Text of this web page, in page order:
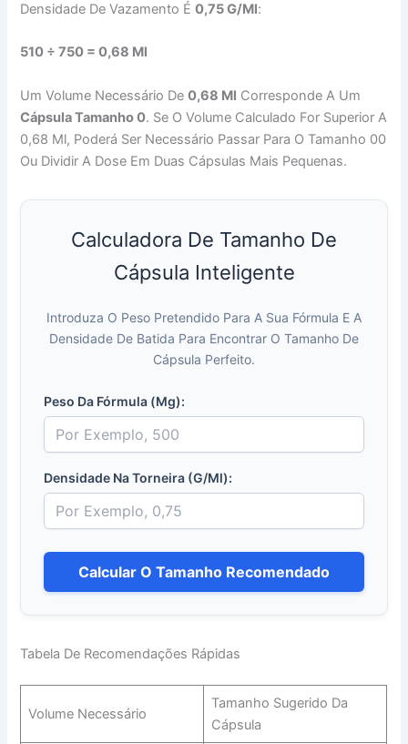
Densidade De Vazamento É0,75 G/ml:
510 ÷ 750 = 0,68 Ml
Um Volume Necessário De0,68 Ml Corresponde A Um
Cápsula Tamanho 0. Se O Volume Calculado For Superior A
0,68 Ml, Poderá Ser Necessário Passar Para O Tamanho 00
Ou Dividir A Dose Em Duas Cápsulas Mais Pequenas.
Calculadora De Tamanho De
Cápsula Inteligente
Introduza O Peso Pretendido Para A Sua Fórmula E A
Densidade De Batida Para Encontrar O Tamanho De
Cápsula Perfeito.
Peso Da Fórmula (mg):
Densidade Na Torneira (g/ml):
Calcular O Tamanho Recomendado
Tabela De Recomendações Rápidas
Volume Necessário
Tamanho Sugerido Da
Cápsula